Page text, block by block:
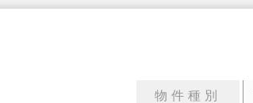
物件種別